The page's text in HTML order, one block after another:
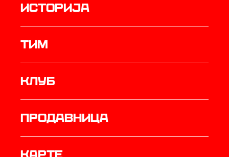
историја
ТИМ
Клуб
продавница